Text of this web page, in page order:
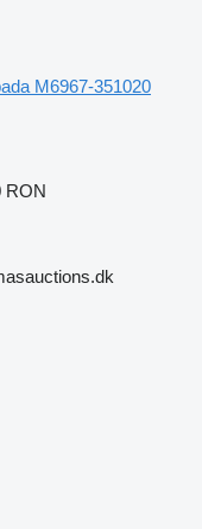
M6967-351020
RON